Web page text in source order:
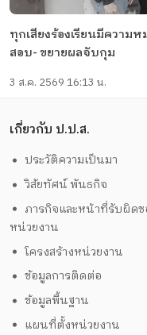
ทุกเสียงร้องเรียนมีความ
สอบ- ขยายผลจับกุม
3 ส.ค. 2569 16:13 น.
เกี่ยวกับ ป.ป.ส.
ประวัติความเป็นมา
วิสัยทัศน์ พันธกิจ
ภารกิจและหน้าที่รับผิด
หน่วยงาน
โครงสร้างหน่วยงาน
ข้อมูลการติดต่อ
ข้อมูลพื้นฐาน
แผนที่ตั้งหน่วยงาน